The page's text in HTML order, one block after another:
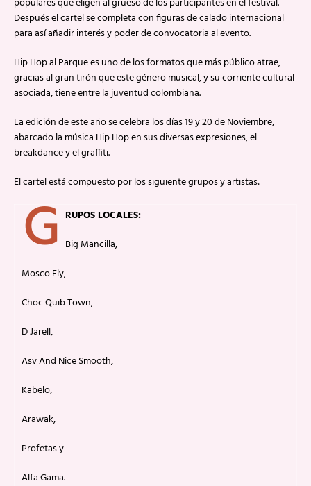
Después el cartel se completa con figuras de calado internacional
para así añadir interés y poder de convocatoria al evento.
Hip Hop al Parque es uno de los formatos que más público atrae,
gracias al gran tirón que este género musical, y su corriente cultural
asociada, tiene entre la juventud colombiana.
La edición de este año se celebra los días 19 y 20 de Noviembre,
abarcado la música Hip Hop en sus diversas expresiones, el
breakdance y el graffiti.
El cartel está compuesto por los siguiente grupos y artistas:
G RUPOS LOCALES:
Big Mancilla,
Mosco Fly,
Choc Quib Town,
D Jarell,
Asv And Nice Smooth,
Kabelo,
Arawak,
Profetas y
Alfa Gama.